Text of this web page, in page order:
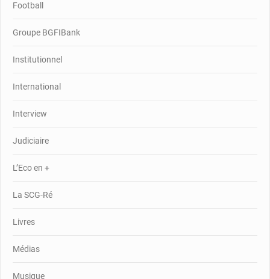
Football
Groupe BGFIBank
Institutionnel
International
Interview
Judiciaire
L’Eco en +
La SCG-Ré
Livres
Médias
Musique